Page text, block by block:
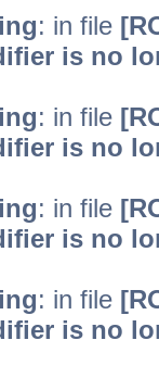
: in file
is no
: in file
is no
: in file
is no
: in file
is no